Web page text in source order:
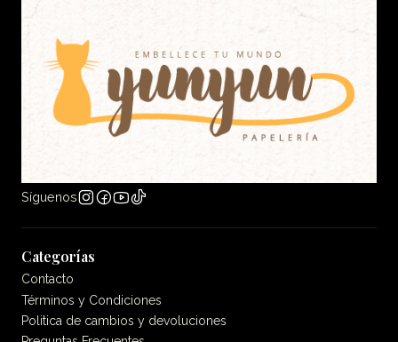
Síguenos
Categorías
Contacto
Términos y Condiciones
Politica de cambios y devoluciones